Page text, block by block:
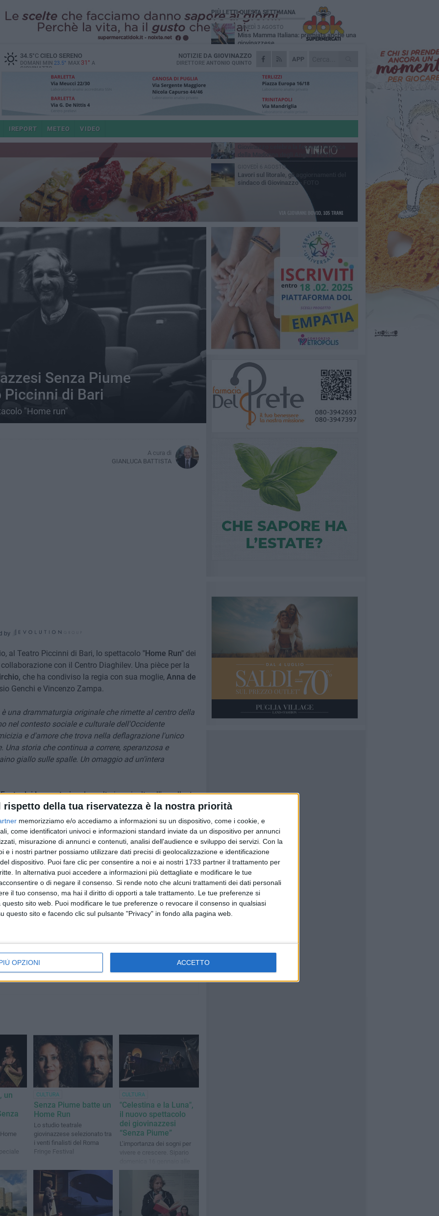
rispetto della tua riservatezza è la nostra priorità
memorizziamo e/o accediamo a informazioni su un dispositivo, come i cookie, e
come identificatori univoci e informazioni standard inviate da un dispositivo per annunci
misurazione di annunci e contenuti, analisi dell'audience e sviluppo dei servizi. Con la
e i nostri partner possiamo utilizzare dati precisi di geolocalizzazione e identificazione
dispositivo. Puoi fare clic per consentire a noi e ai nostri 1733 partner il trattamento per
In alternativa puoi accedere a informazioni più dettagliate e modificare le tue
o di negare il consenso. Si rende noto che alcuni trattamenti dei dati personali
il tuo consenso, ma hai il diritto di opporti a tale trattamento. Le tue preferenze si
sito web. Puoi modificare le tue preferenze o revocare il consenso in qualsiasi
questo sito e facendo clic sul pulsante "Privacy" in fondo alla pagina web.
OPZIONI ACCETTO
34.5°CCIELO SERENO
DOMANI MIN 23.5° MAX 31° A
GIOVINAZZO
APP
NOTIZIE DA GIOVINAZZO
DIRETTORE ANTONIO QUINTO
IREPORT METEO VIDEO
Senza Piume
Piccinni di Bari
"Home run"
A cura di
GIANLUCA BATTISTA
by
al Teatro Piccinni di Bari, lo spettacolo "Home Run"dei
con il Centro Diaghilev. Una pièce per la
che ha condiviso la regia con sua moglie, Anna de
Genchi e Vincenzo Zampa.
una drammaturgia originale che rimette al centro della
nel contesto sociale e culturale dell'Occidente
e d'amore che trova nella deflagrazione l'unico
Una storia che continua a correre, speranzosa e
giallo sulle spalle. Un omaggio ad un'intera
dei Lavoratori,a dare ulteriore risalto all'eccellente
spettacolo nel tempio della prosa barese che prevede
(8 euro per adulti e 5 euro per studenti e
anni
7 AGOSTO 2026
A Giovinazzo c'è il Concerto
all'Alba
un
CULTURA
Senza Piume batte un
Home Run
Lo studio teatrale
giovinazzese selezionato tra
i venti finalisti del Roma
Fringe Festival
CULTURA
"Celestina e la Luna",
il nuovo spettacolo
dei giovinazzesi
“Senza Piume”
L’importanza dei sogni per
vivere e crescere. Sipario
18 alla Cittadella degli Artisti
PIÙ LETTI QUESTA SETTIMANA
LUNEDÌ 3 AGOSTO
Miss Mamma Italiana: premiata anche una
giovinazzese
MARTEDÌ 4 AGOSTO
Liquidi oleosi sul litorale di Giovinazzo,
MERCOLEDÌ 5 AGOSTO
l'assessora Ciliento prova a spegnere le
«Giovinazzo, a che punto siamo?»:
MARTEDÌ 4 AGOSTO
Giovinazzo celebra la festività liturgica
della Madonna degli Angeli - FOTO
GIOVEDÌ 6 AGOSTO
Lavori sul litorale, gli aggiornamenti del
sindaco di Giovinazzo - FOTO